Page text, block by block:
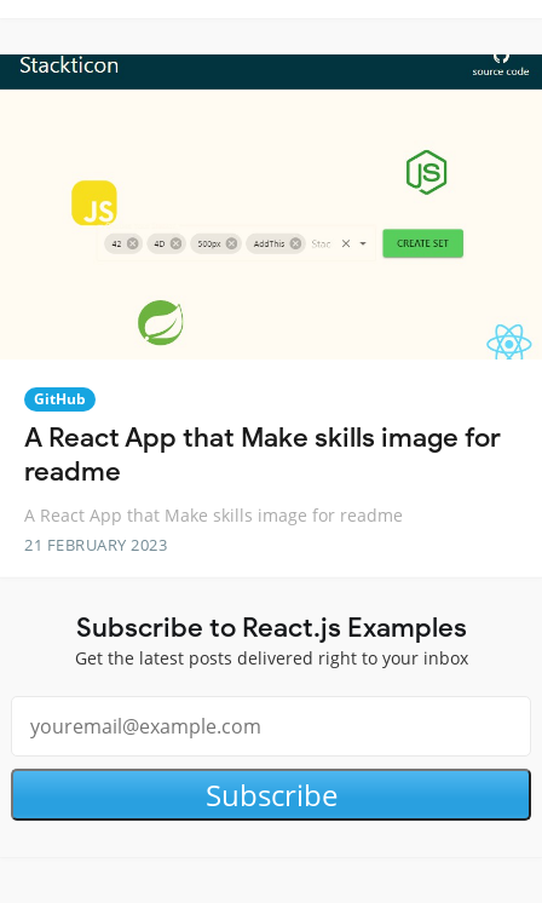
GitHub
A React App that Make skills image for
readme
A React App that Make skills image for readme
21 FEBRUARY 2023
Subscribe to React.js Examples
Get the latest posts delivered right to your inbox
Subscribe